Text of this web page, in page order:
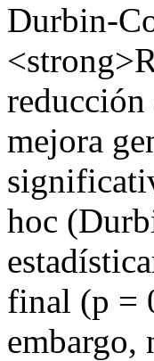
Durbin-
mejora
hoc
final (p =
embargo,